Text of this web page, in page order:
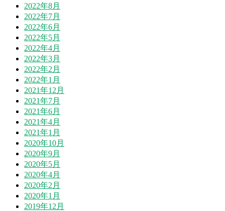
2022年8月
2022年7月
2022年6月
2022年5月
2022年4月
2022年3月
2022年2月
2022年1月
2021年12月
2021年7月
2021年6月
2021年4月
2021年1月
2020年10月
2020年9月
2020年5月
2020年4月
2020年2月
2020年1月
2019年12月